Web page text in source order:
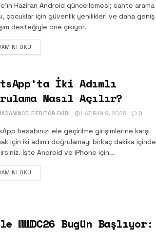
Haziran Android güncellemesi; sahte arama
çocuklar için güvenlik yenilikleri ve daha geniş
desteğiyle öne çıkıyor.
OKU
İki Adımlı
Nasıl Açılır?
EDITÖR EKIBI HAZIRAN 9, 2026 0
hesabınızı ele geçirilme girişimlerine karşı
için iki adımlı doğrulamayı birkaç dakika içinde
İşte Android ve iPhone için...
OKU
WWDC26 Bugün Başlıyor: